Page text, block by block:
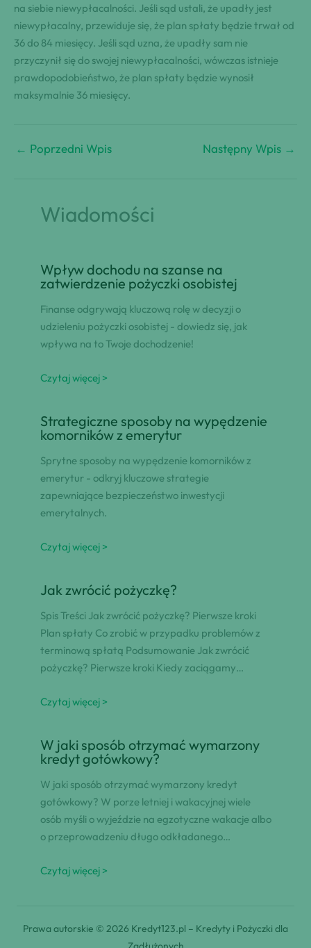
na siebie niewypłacalności. Jeśli sąd ustali, że upadły jest
niewypłacalny, przewiduje się, że plan spłaty będzie trwał od
36 do 84 miesięcy. Jeśli sąd uzna, że upadły sam nie
przyczynił się do swojej niewypłacalności, wówczas istnieje
prawdopodobieństwo, że plan spłaty będzie wynosił
maksymalnie 36 miesięcy.
← Poprzedni Wpis Następny Wpis →
Wiadomości
Wpływ dochodu na szanse na
zatwierdzenie pożyczki osobistej
Finanse odgrywają kluczową rolę w decyzji o
udzieleniu pożyczki osobistej - dowiedz się, jak
wpływa na to Twoje dochodzenie!
Czytaj więcej >
Strategiczne sposoby na wypędzenie
komorników z emerytur
Sprytne sposoby na wypędzenie komorników z
emerytur - odkryj kluczowe strategie
zapewniające bezpieczeństwo inwestycji
emerytalnych.
Czytaj więcej >
Jak zwrócić pożyczkę?
Spis Treści Jak zwrócić pożyczkę? Pierwsze kroki
Plan spłaty Co zrobić w przypadku problemów z
terminową spłatą Podsumowanie Jak zwrócić
pożyczkę? Pierwsze kroki Kiedy zaciągamy…
Czytaj więcej >
W jaki sposób otrzymać wymarzony
kredyt gotówkowy?
W jaki sposób otrzymać wymarzony kredyt
gotówkowy? W porze letniej i wakacyjnej wiele
osób myśli o wyjeździe na egzotyczne wakacje albo
o przeprowadzeniu długo odkładanego…
Czytaj więcej >
Prawa autorskie © 2026 Kredyt123.pl – Kredyty i Pożyczki dla